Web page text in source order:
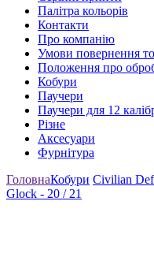
Палітра кольорів
Контакти
Про компанію
Умови повернення
Положення про
Кобури
Паучери
Паучери для 12
Різне
Аксесуари
Фурнітура
ГоловнаКобури Civilian
Glock - 20 / 21